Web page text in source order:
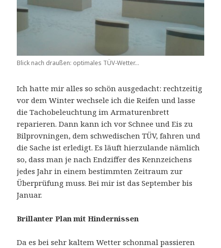
Blick nach draußen: optimales TÜV-Wetter...
Ich hatte mir alles so schön ausgedacht: rechtzeitig
vor dem Winter wechsele ich die Reifen und lasse
die Tachobeleuchtung im Armaturenbrett
reparieren. Dann kann ich vor Schnee und Eis zu
Bilprovningen, dem schwedischen TÜV, fahren und
die Sache ist erledigt. Es läuft hierzulande nämlich
so, dass man je nach Endziffer des Kennzeichens
jedes Jahr in einem bestimmten Zeitraum zur
Überprüfung muss. Bei mir ist das September bis
Januar.
Brillanter Plan mit Hindernissen
Da es bei sehr kaltem Wetter schonmal passieren